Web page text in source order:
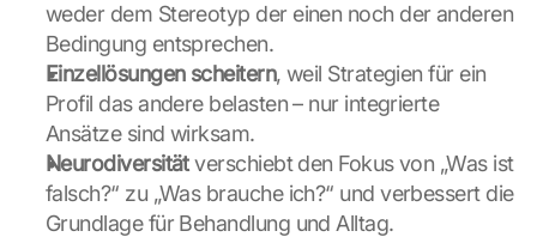
weder dem Stereotyp der einen noch der anderen
Bedingung entsprechen.
Einzellösungen scheitern, weil Strategien für ein
Profil das andere belasten – nur integrierte
Ansätze sind wirksam.
Neurodiversität verschiebt den Fokus von „Was ist
falsch?“ zu „Was brauche ich?“ und verbessert die
Grundlage für Behandlung und Alltag.
G
o
o
g
l
e
ü
b
e